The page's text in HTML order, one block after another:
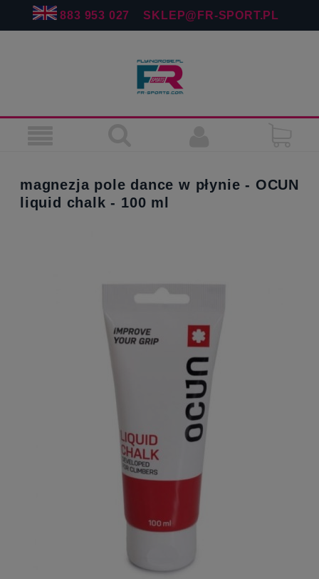
883 953 027 SKLEP@FR-SPORT.PL
magnezja pole dance w płynie - OCUN
liquid chalk - 100 ml